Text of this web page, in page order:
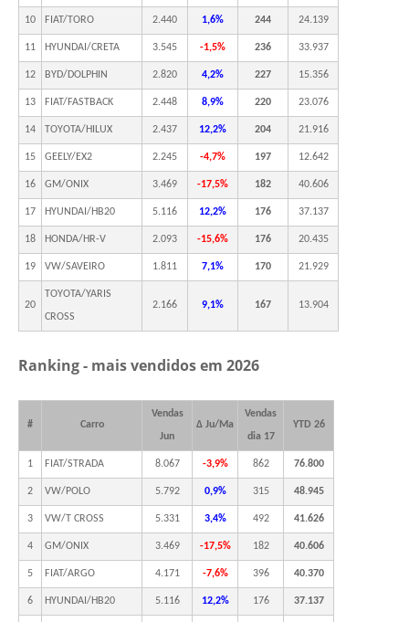
10 FIAT/TORO 2.440 1,6% 244 24.139
11 HYUNDAI/CRETA 3.545 -1,5% 236 33.937
12 BYD/DOLPHIN 2.820 4,2% 227 15.356
13 FIAT/FASTBACK 2.448 8,9% 220 23.076
14 TOYOTA/HILUX 2.437 12,2% 204 21.916
15 GEELY/EX2 2.245 -4,7% 197 12.642
16 GM/ONIX 3.469 -17,5% 182 40.606
17 HYUNDAI/HB20 5.116 12,2% 176 37.137
18 HONDA/HR-V 2.093 -15,6% 176 20.435
19 VW/SAVEIRO 1.811 7,1% 170 21.929
20
TOYOTA/YARIS
CROSS
2.166 9,1% 167 13.904
Ranking - mais vendidos em 2026
# Carro
Vendas
Jun
Δ Ju/Ma
Vendas
dia 17
YTD 26
1 FIAT/STRADA 8.067 -3,9% 862 76.800
2 VW/POLO 5.792 0,9% 315 48.945
3 VW/T CROSS 5.331 3,4% 492 41.626
4 GM/ONIX 3.469 -17,5% 182 40.606
5 FIAT/ARGO 4.171 -7,6% 396 40.370
6 HYUNDAI/HB20 5.116 12,2% 176 37.137